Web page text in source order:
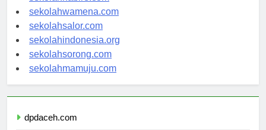
sekolahnabire.com
sekolahwamena.com
sekolahsalor.com
sekolahindonesia.org
sekolahsorong.com